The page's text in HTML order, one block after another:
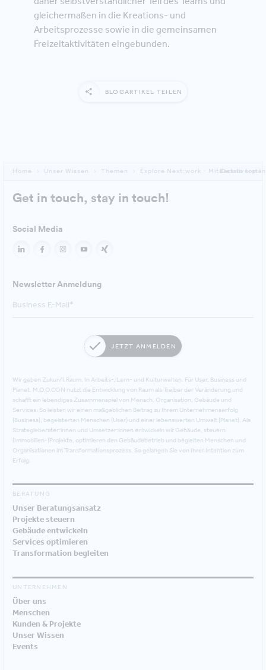
gleichermaßen in die Kreations- und
Arbeitsprozesse sowie in die gemeinsamen
Freizeitaktivitäten eingebunden.
BLOGARTIKEL TEILEN
Home Unser Wissen Themen Explore Next:work - MitBack to top
Get in touch, stay in touch!
Social Media
Newsletter Anmeldung
JETZT ANMELDEN
Wir geben Zukunft Raum. In Arbeits-, Lern- und Kulturwelten. Für User, Business und
Planet. M.O.O.CON nutzt die Entwicklung von Raum als Treiber der Veränderung und
schafft ein lebendiges Zusammenspiel von Mensch, Organisation, Gebäude und
Services. So leisten wir einen maßgeblichen Beitrag zu Ihrem Unternehmenserfolg
(Business), begeisterten Menschen (User) und einer lebenswerten Umwelt (Planet). Als
Strategieberater:innen und Umsetzer:innen entwickeln wir Gebäude, steuern
(Immobilien-)Projekte, optimieren den Gebäudebetrieb und begleiten Menschen und
Organisationen im Transformationsprozess. So gelangen Sie von Ihrer Intention zum
Erfolg.
BERATUNG
Unser Beratungsansatz
Projekte steuern
Gebäude entwickeln
Services optimieren
Transformation begleiten
UNTERNEHMEN
Über uns
Menschen
Kunden & Projekte
Unser Wissen
Events